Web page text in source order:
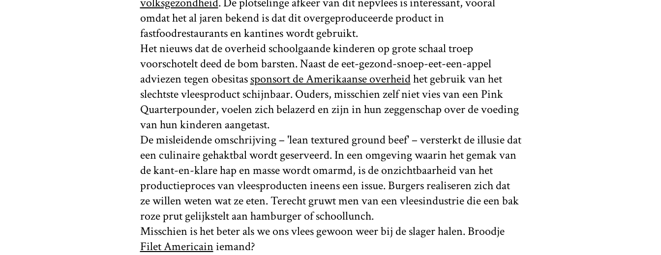
omdat het al jaren bekend is dat dit overgeproduceerde product in
fastfoodrestaurants en kantines wordt gebruikt.
Het nieuws dat de overheid schoolgaande kinderen op grote schaal troep
voorschotelt deed de bom barsten. Naast de eet-gezond-snoep-eet-een-appel
adviezen tegen obesitassponsort de Amerikaanse overheidhet gebruik van het
slechtste vleesproduct schijnbaar. Ouders, misschien zelf niet vies van een Pink
Quarterpounder, voelen zich belazerd en zijn in hun zeggenschap over de voeding
van hun kinderen aangetast.
De misleidende omschrijving – 'lean textured ground beef' – versterkt de illusie dat
een culinaire gehaktbal wordt geserveerd. In een omgeving waarin het gemak van
de kant-en-klare hap en masse wordt omarmd, is de onzichtbaarheid van het
productieproces van vleesproducten ineens een issue. Burgers realiseren zich dat
ze willen weten wat ze eten. Terecht gruwt men van een vleesindustrie die een bak
roze prut gelijkstelt aan hamburger of schoollunch.
Misschien is het beter als we ons vlees gewoon weer bij de slager halen. Broodje
Filet Americainiemand?